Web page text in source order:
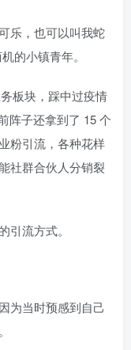
乐，也可以叫我蛇
的小镇青年。
板块，踩中过疫情
阵子还拿到了 15 个
粉引流，各种花样
社群合伙人分销裂
流方式。
为当时预感到自己